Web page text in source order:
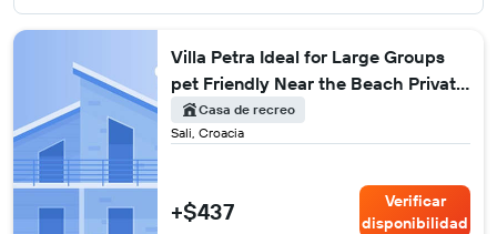
Villa Petra Ideal for Large Groups
pet Friendly Near the Beach Private
Pool
Sali, Croacia
Casa de recreo
+$437
Verificar
disponibilidad